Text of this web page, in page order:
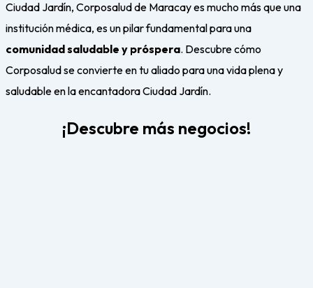
Ciudad Jardín, Corposalud de Maracay es mucho más que una
institución médica, es un pilar fundamental para una
comunidad saludable y próspera. Descubre cómo
Corposalud se convierte en tu aliado para una vida plena y
saludable en la encantadora Ciudad Jardín.
¡Descubre más negocios!